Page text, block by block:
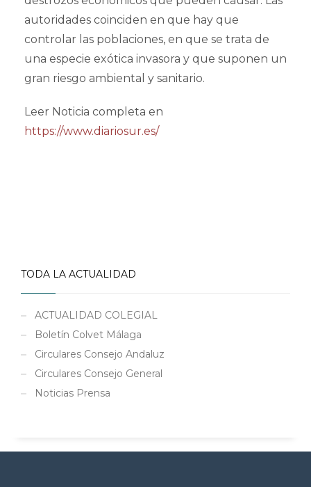
autoridades coinciden en que hay que
controlar las poblaciones, en que se trata de
una especie exótica invasora y que suponen un
gran riesgo ambiental y sanitario.
Leer Noticia completa en
https://www.diariosur.es/
TODA LA ACTUALIDAD
ACTUALIDAD COLEGIAL
Boletín Colvet Málaga
Circulares Consejo Andaluz
Circulares Consejo General
Noticias Prensa